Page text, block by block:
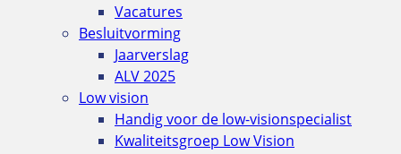
Vacatures
Besluitvorming
Jaarverslag
ALV 2025
Low vision
Handig voor de low-visionspecialist
Kwaliteitsgroep Low Vision